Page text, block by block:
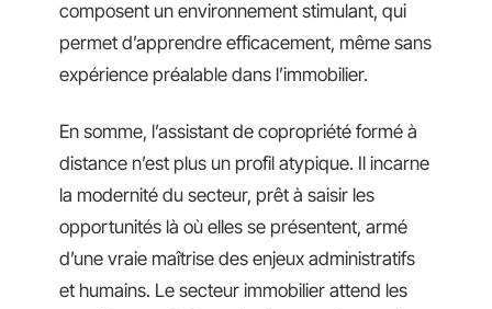
composent un environnement stimulant, qui
permet d’apprendre efficacement, même sans
expérience préalable dans l’immobilier.
En somme, l’assistant de copropriété formé à
distance n’est plus un profil atypique. Il incarne
la modernité du secteur, prêt à saisir les
opportunités là où elles se présentent, armé
d’une vraie maîtrise des enjeux administratifs
et humains. Le secteur immobilier attend les